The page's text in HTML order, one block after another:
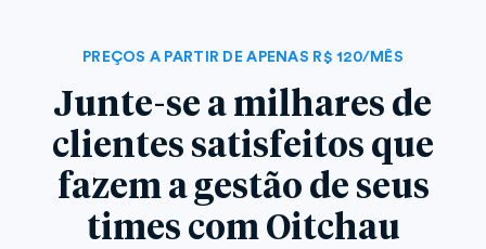
PREÇOS A PARTIR DE APENAS R$ 120/MÊS
Junte-se a milhares de
clientes satisfeitos que
fazem a gestão de seus
times com Oitchau